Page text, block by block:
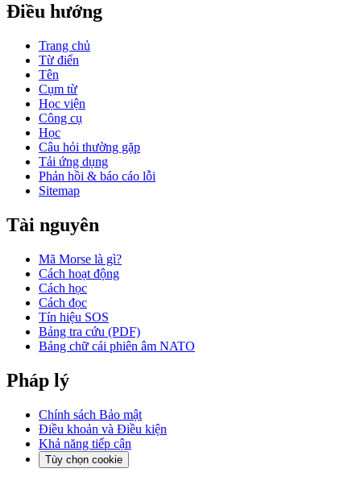
Điều hướng
Trang chủ
Từ điển
Tên
Cụm từ
Học viện
Công cụ
Học
Câu hỏi thường gặp
Tải ứng dụng
Phản hồi & báo cáo lỗi
Sitemap
Tài nguyên
Mã Morse là gì?
Cách hoạt động
Cách học
Cách đọc
Tín hiệu SOS
Bảng tra cứu (PDF)
Bảng chữ cái phiên âm NATO
Pháp lý
Chính sách Bảo mật
Điều khoản và Điều kiện
Khả năng tiếp cận
Tùy chọn cookie